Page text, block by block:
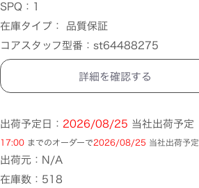
SPQ：1
在庫タイプ： 品質保証
コアスタッフ型番：st64488275
詳細を確認する
出荷予定日： 2026/08/25 当社出荷予定
17:00までのオーダーで2026/08/25 当社出荷予定
出荷元：N/A
在庫数：518